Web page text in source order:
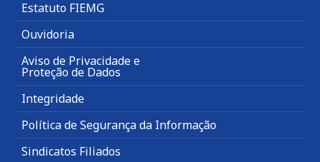
Estatuto FIEMG
Ouvidoria
Aviso de Privacidade e
Proteção de Dados
Integridade
Política de Segurança da Informação
Sindicatos Filiados